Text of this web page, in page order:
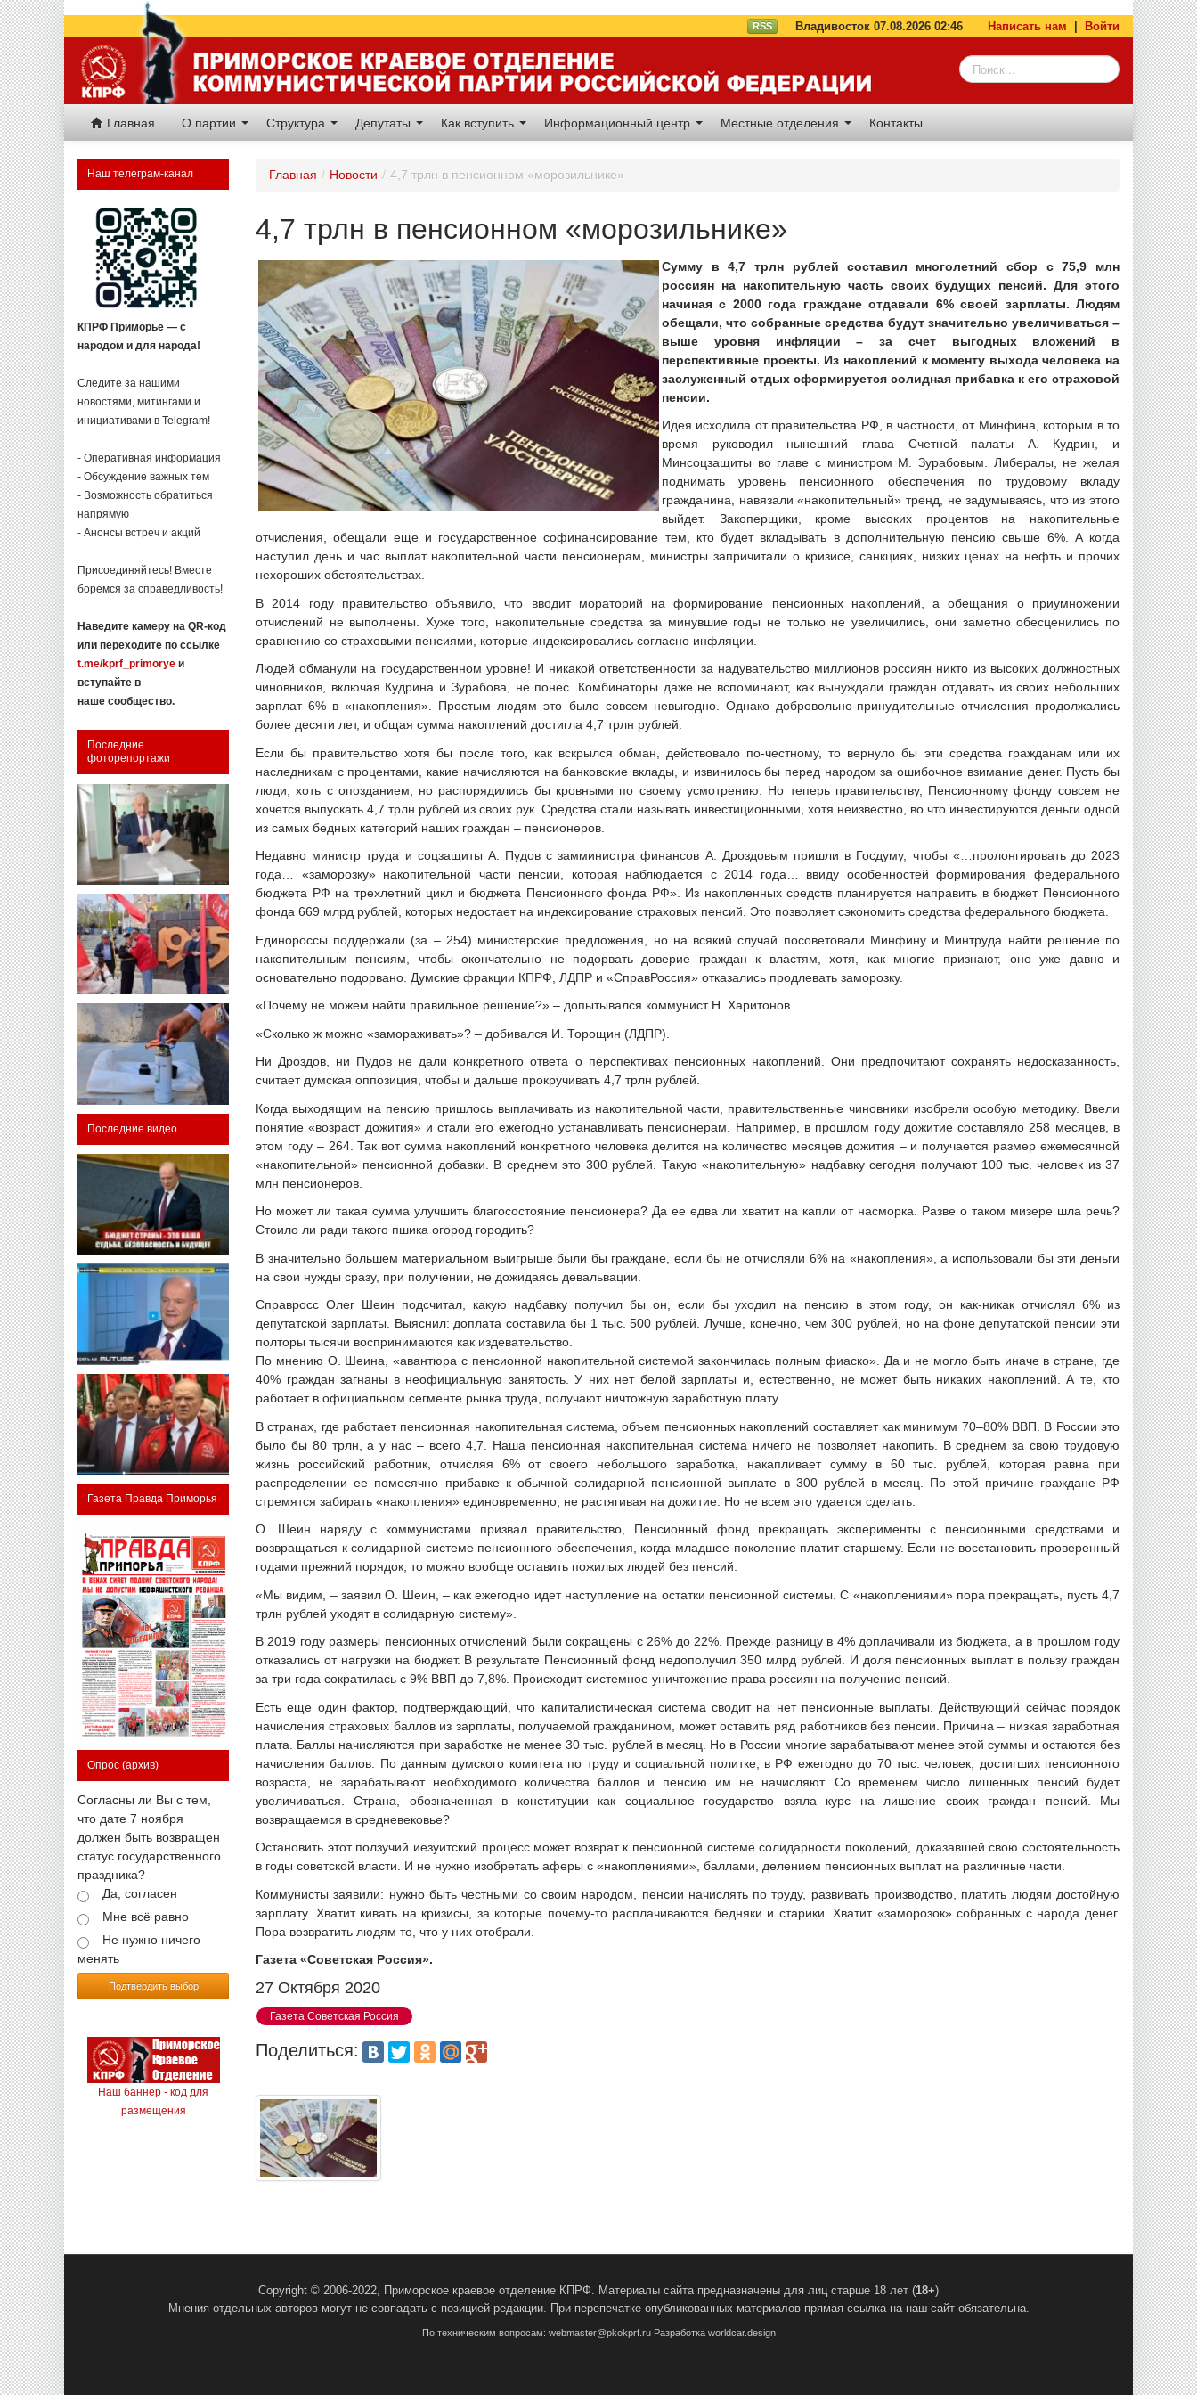
RSS Владивосток 07.08.2026 02:46 Написать нам Войти
Главная О партии Структура Депутаты Как вступить Информационный центр Местные отделения Контакты
Наш телеграм-канал
КПРФ Приморье — с
народом и для народа!
Следите за нашими
новостями, митингами и
инициативами в Telegram!
- Оперативная информация
- Обсуждение важных тем
- Возможность обратиться
напрямую
- Анонсы встреч и акций
Присоединяйтесь! Вместе
боремся за справедливость!
Наведите камеру на QR-код
или переходите по ссылке
t.me/kprf_primorye и
вступайте в
наше сообщество.
Последние
фоторепортажи
Последние видео
Газета Правда Приморья
Опрос (архив)
Согласны ли Вы с тем,
что дате 7 ноября
должен быть возвращен
статус государственного
праздника?
Да, согласен
Мне всё равно
Не нужно ничего
менять
Подтвердить выбор
Наш баннер - код для
размещения
Главная / Новости / 4,7 трлн в пенсионном «морозильнике»
4,7 трлн в пенсионном «морозильнике»
Сумму в 4,7 трлн рублей составил многолетний сбор с 75,9 млн
россиян на накопительную часть своих будущих пенсий. Для этого
начиная с 2000 года граждане отдавали 6% своей зарплаты. Людям
обещали, что собранные средства будут значительно увеличиваться –
выше уровня инфляции – за счет выгодных вложений в
перспективные проекты. Из накоплений к моменту выхода человека на
заслуженный отдых сформируется солидная прибавка к его страховой
пенсии.
Идея исходила от правительства РФ, в частности, от Минфина, которым в то
время руководил нынешний глава Счетной палаты А. Кудрин, и
Минсоцзащиты во главе с министром М. Зурабовым. Либералы, не желая
поднимать уровень пенсионного обеспечения по трудовому вкладу
гражданина, навязали «накопительный» тренд, не задумываясь, что из этого
выйдет. Закоперщики, кроме высоких процентов на накопительные
отчисления, обещали еще и государственное софинансирование тем, кто будет вкладывать в дополнительную пенсию свыше 6%. А когда
наступил день и час выплат накопительной части пенсионерам, министры запричитали о кризисе, санкциях, низких ценах на нефть и прочих
нехороших обстоятельствах.
В 2014 году правительство объявило, что вводит мораторий на формирование пенсионных накоплений, а обещания о приумножении
отчислений не выполнены. Хуже того, накопительные средства за минувшие годы не только не увеличились, они заметно обесценились по
сравнению со страховыми пенсиями, которые индексировались согласно инфляции.
Людей обманули на государственном уровне! И никакой ответственности за надувательство миллионов россиян никто из высоких должностных
чиновников, включая Кудрина и Зурабова, не понес. Комбинаторы даже не вспоминают, как вынуждали граждан отдавать из своих небольших
зарплат 6% в «накопления». Простым людям это было совсем невыгодно. Однако добровольно-принудительные отчисления продолжались
более десяти лет, и общая сумма накоплений достигла 4,7 трлн рублей.
Если бы правительство хотя бы после того, как вскрылся обман, действовало по-честному, то вернуло бы эти средства гражданам или их
наследникам с процентами, какие начисляются на банковские вклады, и извинилось бы перед народом за ошибочное взимание денег. Пусть бы
люди, хоть с опозданием, но распорядились бы кровными по своему усмотрению. Но теперь правительству, Пенсионному фонду совсем не
хочется выпускать 4,7 трлн рублей из своих рук. Средства стали называть инвестиционными, хотя неизвестно, во что инвестируются деньги одной
из самых бедных категорий наших граждан – пенсионеров.
Недавно министр труда и соцзащиты А. Пудов с замминистра финансов А. Дроздовым пришли в Госдуму, чтобы «…пролонгировать до 2023
года… «заморозку» накопительной части пенсии, которая наблюдается с 2014 года… ввиду особенностей формирования федерального
бюджета РФ на трехлетний цикл и бюджета Пенсионного фонда РФ». Из накопленных средств планируется направить в бюджет Пенсионного
фонда 669 млрд рублей, которых недостает на индексирование страховых пенсий. Это позволяет сэкономить средства федерального бюджета.
Единороссы поддержали (за – 254) министерские предложения, но на всякий случай посоветовали Минфину и Минтруда найти решение по
накопительным пенсиям, чтобы окончательно не подорвать доверие граждан к властям, хотя, как многие признают, оно уже давно и
основательно подорвано. Думские фракции КПРФ, ЛДПР и «СправРоссия» отказались продлевать заморозку.
«Почему не можем найти правильное решение?» – допытывался коммунист Н. Харитонов.
«Сколько ж можно «замораживать»? – добивался И. Торощин (ЛДПР).
Ни Дроздов, ни Пудов не дали конкретного ответа о перспективах пенсионных накоплений. Они предпочитают сохранять недосказанность,
считает думская оппозиция, чтобы и дальше прокручивать 4,7 трлн рублей.
Когда выходящим на пенсию пришлось выплачивать из накопительной части, правительственные чиновники изобрели особую методику. Ввели
понятие «возраст дожития» и стали его ежегодно устанавливать пенсионерам. Например, в прошлом году дожитие составляло 258 месяцев, в
этом году – 264. Так вот сумма накоплений конкретного человека делится на количество месяцев дожития – и получается размер ежемесячной
«накопительной» пенсионной добавки. В среднем это 300 рублей. Такую «накопительную» надбавку сегодня получают 100 тыс. человек из 37
млн пенсионеров.
Но может ли такая сумма улучшить благосостояние пенсионера? Да ее едва ли хватит на капли от насморка. Разве о таком мизере шла речь?
Стоило ли ради такого пшика огород городить?
В значительно большем материальном выигрыше были бы граждане, если бы не отчисляли 6% на «накопления», а использовали бы эти деньги
на свои нужды сразу, при получении, не дожидаясь девальвации.
Справросс Олег Шеин подсчитал, какую надбавку получил бы он, если бы уходил на пенсию в этом году, он как-никак отчислял 6% из
депутатской зарплаты. Выяснил: доплата составила бы 1 тыс. 500 рублей. Лучше, конечно, чем 300 рублей, но на фоне депутатской пенсии эти
полторы тысячи воспринимаются как издевательство.
По мнению О. Шеина, «авантюра с пенсионной накопительной системой закончилась полным фиаско». Да и не могло быть иначе в стране, где
40% граждан загнаны в неофициальную занятость. У них нет белой зарплаты и, естественно, не может быть никаких накоплений. А те, кто
работает в официальном сегменте рынка труда, получают ничтожную заработную плату.
В странах, где работает пенсионная накопительная система, объем пенсионных накоплений составляет как минимум 70–80% ВВП. В России это
было бы 80 трлн, а у нас – всего 4,7. Наша пенсионная накопительная система ничего не позволяет накопить. В среднем за свою трудовую
жизнь российский работник, отчисляя 6% от своего небольшого заработка, накапливает сумму в 60 тыс. рублей, которая равна при
распределении ее помесячно прибавке к обычной солидарной пенсионной выплате в 300 рублей в месяц. По этой причине граждане РФ
стремятся забирать «накопления» единовременно, не растягивая на дожитие. Но не всем это удается сделать.
О. Шеин наряду с коммунистами призвал правительство, Пенсионный фонд прекращать эксперименты с пенсионными средствами и
возвращаться к солидарной системе пенсионного обеспечения, когда младшее поколение платит старшему. Если не восстановить проверенный
годами прежний порядок, то можно вообще оставить пожилых людей без пенсий.
«Мы видим, – заявил О. Шеин, – как ежегодно идет наступление на остатки пенсионной системы. С «накоплениями» пора прекращать, пусть 4,7
трлн рублей уходят в солидарную систему».
В 2019 году размеры пенсионных отчислений были сокращены с 26% до 22%. Прежде разницу в 4% доплачивали из бюджета, а в прошлом году
отказались от нагрузки на бюджет. В результате Пенсионный фонд недополучил 350 млрд рублей. И доля пенсионных выплат в пользу граждан
за три года сократилась с 9% ВВП до 7,8%. Происходит системное уничтожение права россиян на получение пенсий.
Есть еще один фактор, подтверждающий, что капиталистическая система сводит на нет пенсионные выплаты. Действующий сейчас порядок
начисления страховых баллов из зарплаты, получаемой гражданином, может оставить ряд работников без пенсии. Причина – низкая заработная
плата. Баллы начисляются при заработке не менее 30 тыс. рублей в месяц. Но в России многие зарабатывают менее этой суммы и остаются без
начисления баллов. По данным думского комитета по труду и социальной политке, в РФ ежегодно до 70 тыс. человек, достигших пенсионного
возраста, не зарабатывают необходимого количества баллов и пенсию им не начисляют. Со временем число лишенных пенсий будет
увеличиваться. Страна, обозначенная в конституции как социальное государство взяла курс на лишение своих граждан пенсий. Мы
возвращаемся в средневековье?
Остановить этот ползучий иезуитский процесс может возврат к пенсионной системе солидарности поколений, доказавшей свою состоятельность
в годы советской власти. И не нужно изобретать аферы с «накоплениями», баллами, делением пенсионных выплат на различные части.
Коммунисты заявили: нужно быть честными со своим народом, пенсии начислять по труду, развивать производство, платить людям достойную
зарплату. Хватит кивать на кризисы, за которые почему-то расплачиваются бедняки и старики. Хватит «заморозок» собранных с народа денег.
Пора возвратить людям то, что у них отобрали.
Газета «Советская Россия».
27 Октября 2020
Газета Советская Россия
Поделиться:
Copyright © 2006-2022, Приморское краевое отделение КПРФ. Материалы сайта предназначены для лиц старше 18 лет (18+)
Мнения отдельных авторов могут не совпадать с позицией редакции. При перепечатке опубликованных материалов прямая ссылка на наш сайт обязательна.
По техническим вопросам: webmaster@pkokprf.ruРазработка worldcar.design